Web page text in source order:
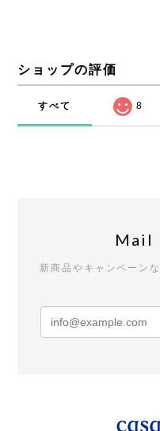
ショップの評価
すべて 8
Mail
新商品やキャンペーン